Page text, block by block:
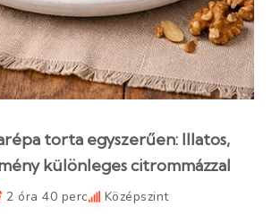
torta egyszerűen: Illatos,
különleges citrommázzal
2 óra 40 perc Középszint